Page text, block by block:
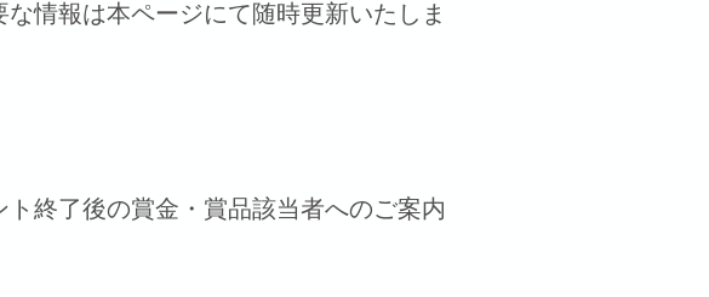
情報は本ページにて随時更新いたしま
終了後の賞金・賞品該当者へのご案内